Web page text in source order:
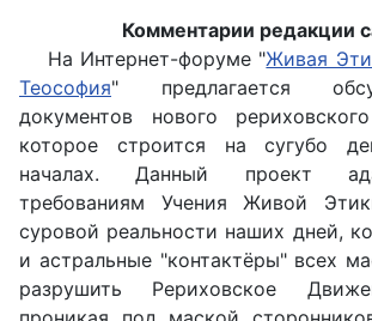
Комментарии редакции
На Интернет-форуме "Живая
Теософия" предлагается
документов нового
которое строится на сугубо
началах. Данный проект
требованиям Учения Живой
суровой реальности наших дней,
и астральные "контактёры" всех
разрушить Рериховское